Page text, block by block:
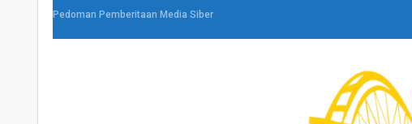
Pedoman Pemberitaan Media Siber